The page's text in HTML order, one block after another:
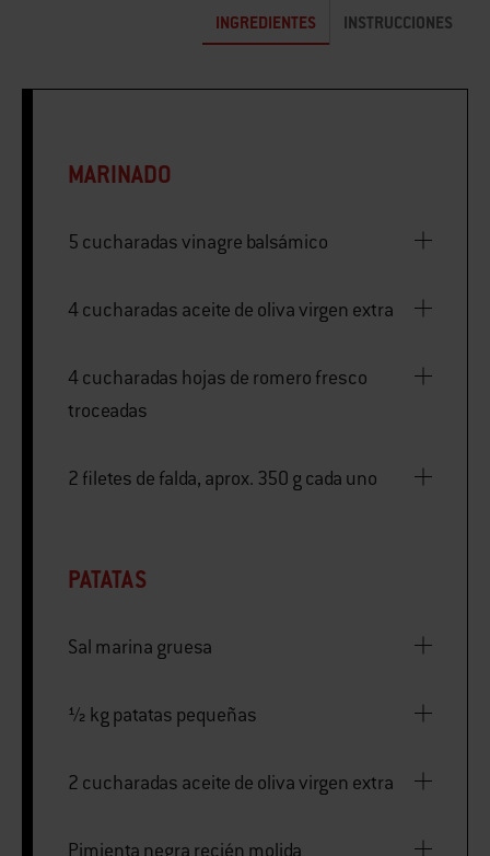
INGREDIENTES INSTRUCCIONES
MARINADO
5 cucharadas vinagre balsámico
4 cucharadas aceite de oliva virgen extra
4 cucharadas hojas de romero fresco
troceadas
2 filetes de falda, aprox. 350 g cada uno
PATATAS
Sal marina gruesa
½ kg patatas pequeñas
2 cucharadas aceite de oliva virgen extra
Pimienta negra recién molida